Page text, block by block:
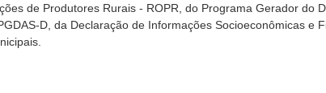
de Produtores Rurais - ROPR, do Programa Gerador do
D, da Declaração de Informações Socioeconômicas e